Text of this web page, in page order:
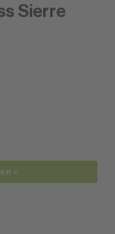
Sierre
»